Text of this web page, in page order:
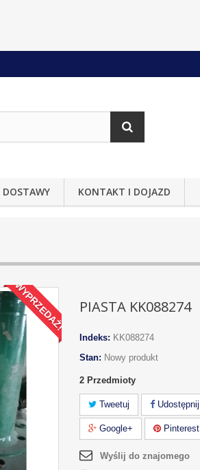
KONTAKT I DOJAZD
WYPRZEDAŻ! PIASTA KK088274
Indeks: KK088274
Stan: Nowy produkt
2 Przedmioty
Tweetuj Udostępnij
Google+ Pinterest
Wyślij do znajomego